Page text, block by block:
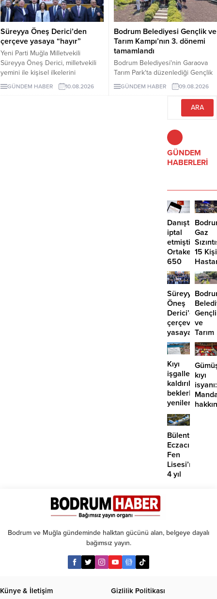
Süreyya Öneş Derici’den
çerçeve yasaya “hayır”
Yeni Parti Muğla Milletvekili
Süreyya Öneş Derici, milletvekili
yemini ile kişisel ilkelerini
hatırlatarak çerçeve yasa teklifine
“hayır” oyu vereceğini açıkladı.
GÜNDEM HABER 10.08.2026
Bodrum Belediyesi Gençlik ve
Tarım Kampı’nın 3. dönemi
tamamlandı
Bodrum Belediyesi'nin Garaova
Tarım Park'ta düzenlediği Gençlik
ve Tarım Kampı'nın 3. dönemi;
lavanta hasadı, sürdürülebilir tarım
eğitimleri ve Agro Bodrum Rotası
GÜNDEM HABER 09.08.2026
GÜNDEM
HABERLERİ
Danıştay
iptal
etmişti:
Ortakent’te
650
bin
metrekare
için
yeni
imar
kararı
Gaz
15 Kişi
Süreyya
Öneş
Derici’den
çerçeve
yasaya
“hayır”
ve
Tarım
3.
Kıyı
işgalleri
kaldırılmayı
beklerken
yenilerinin
önü
mü
açılıyor?
kıyı
isyanı:
Bülent
Eczacıbaşı
Fen
Lisesi’nde
4 yıl
Bodrum ve Muğla gündeminde halktan gücünü alan, belgeye dayalı
bağımsız yayın.
Künye & İletişim Gizlilik Politikası